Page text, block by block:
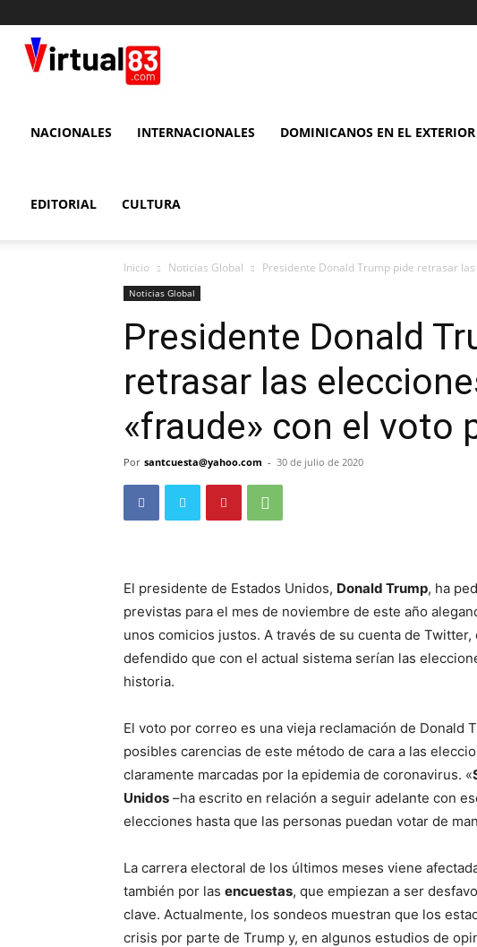
83
NACIONALES INTERNACIONALES DOMINICANOS EN EL EXTERIOR
EDITORIAL CULTURA
Inicio Noticias Global Presidente Donald Trump pide retrasar
Noticias Global
Presidente Donald
retrasar las
«fraude» con el voto
Por santcuesta@yahoo.com - 30 de julio de 2020
El presidente de Estados Unidos, Donald Trump, ha
previstas para el mes de noviembre de este año
unos comicios justos. A través de su cuenta de
defendido que con el actual sistema serían las
historia.
El voto por correo es una vieja reclamación de Donald
posibles carencias de este método de cara a las
claramente marcadas por la epidemia de coronavirus. «
Unidos –ha escrito en relación a seguir adelante con
elecciones hasta que las personas puedan votar de
La carrera electoral de los últimos meses viene
también por las encuestas, que empiezan a ser
clave. Actualmente, los sondeos muestran que los
crisis por parte de Trump y, en algunos estudios de